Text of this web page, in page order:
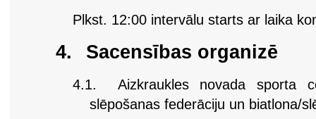
Plkst. 12:00 intervālu starts ar laika
4. Sacensības organizē
4.1.
Aizkraukles novada sporta
slēpošanas federāciju un biatlona/